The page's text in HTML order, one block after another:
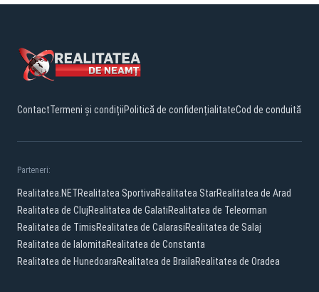
ContactTermeni și condițiiPolitică de confidențialitateCod de conduită
Parteneri:
Realitatea.NETRealitatea SportivaRealitatea StarRealitatea de Arad
Realitatea de ClujRealitatea de GalatiRealitatea de Teleorman
Realitatea de TimisRealitatea de CalarasiRealitatea de Salaj
Realitatea de IalomitaRealitatea de Constanta
Realitatea de HunedoaraRealitatea de BrailaRealitatea de Oradea